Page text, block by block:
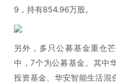
9，持有854.96万股。
另外，多只公募基金重仓
中，7个为公募基金。其中
投资基金、华安智能生活混